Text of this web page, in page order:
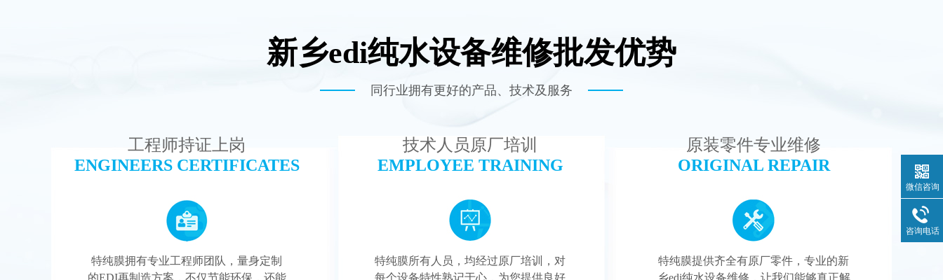
麦克尼斯EDI模块维修
查看详情
MK-TC100 EDI设备
查看详情
新乡edi纯水设备维修批发优势
同行业拥有更好的产品、技术及服务
工程师持证上岗
ENGINEERS CERTIFICATES
特纯膜拥有专业工程师团队，量身定制
技术人员原厂培训
EMPLOYEE TRAINING
特纯膜所有人员，均经过原厂培训，对
原装零件专业维修
ORIGINAL REPAIR
特纯膜提供齐全有原厂零件，专业的新
微信咨询
咨询电话